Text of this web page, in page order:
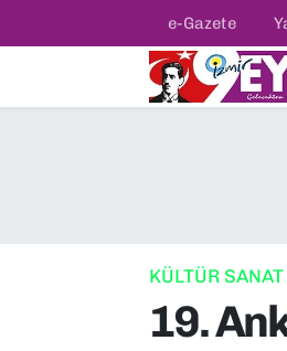
e-Gazete
KÜLTÜR SANAT
19.
Resmi İlanlar
EKONOMİ
Konak Nöbetçi Eczaneler
Tüm Manşetler